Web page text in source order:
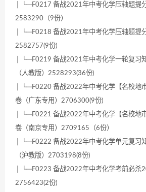
│ └─F0217 备战2021年中考化学压轴题提
2583290（9份）
│ └─F0218 备战2021年中考化学压轴题提
2582757(9份)
│ └─F0219 备战2021年中考化学一轮复习
（人教版）2528293(36份)
│ └─F0220 备战2022年中考化学【名校地
卷（广东专用）2706300(9份)
│ └─F0221 备战2022年中考化学【名校地
卷（南京专用）2709165（6份）
│ └─F0222 备战2022年中考化学单元复习
（沪教版）2703198(8份)
│ └─F0223 备战2022年中考化学考前必杀
2756423(2份)